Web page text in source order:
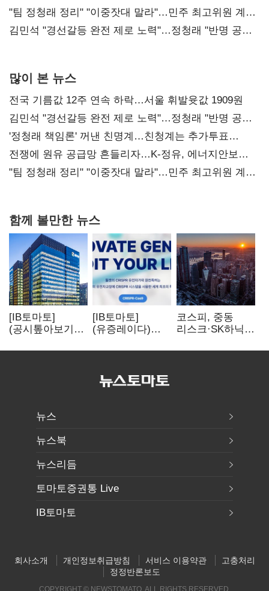
"팀 정청래 정리" "이중잣대 말라"…민주 최고위원 계파
다툼 격화
김민석 "경선갈등 완전 제로 노력"…정청래 "반명 공세
많이 본 뉴스
전국 기름값 12주 연속 하락…서울 휘발윳값 1909원
김민석 "경선갈등 완전 제로 노력"…정청래 "반명 공세
사과부터"
'정청래 책임론' 꺼낸 친명계…친청계는 추가투표
때리기
전쟁에 원유 공급망 흔들리자…K-정유, 에너지안보
핵심으로 재부상
"팀 정청래 정리" "이중잣대 말라"…민주 최고위원 계파
함께 볼만한 뉴스
[IB토마토]
(공시톺아보기)
바로 매출로
[IB토마토]
(유증레이다)
3분의 1 토막…
비용부터 챙긴다
코스피, 중동
리스크·SK하닉
뒷걸음
뉴스
뉴스북
뉴스리듬
토마토증권통 Live
IB토마토
회사소개 개인정보취급방침 서비스 이용약관
고충처리
정정반론보도
COPYRIGHT © NEWSTOMATO. ALL RIGHTS RESERVED.